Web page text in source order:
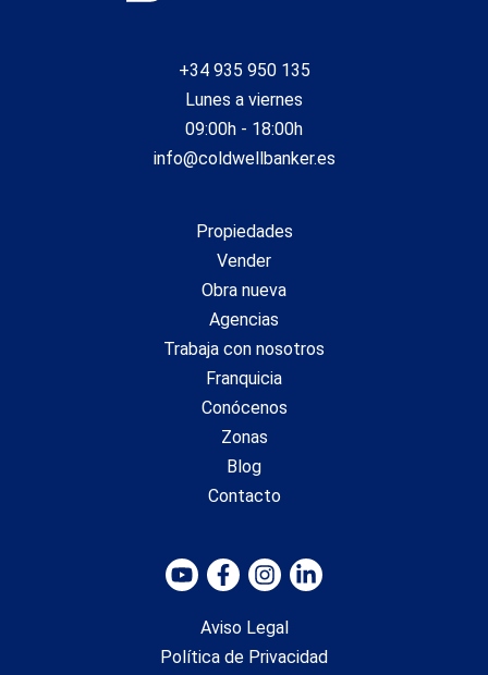
+34 935 950 135
Lunes a viernes
09:00h - 18:00h
info@coldwellbanker.es
Propiedades
Vender
Obra nueva
Agencias
Trabaja con nosotros
Franquicia
Conócenos
Zonas
Blog
Contacto
Aviso Legal
Política de Privacidad